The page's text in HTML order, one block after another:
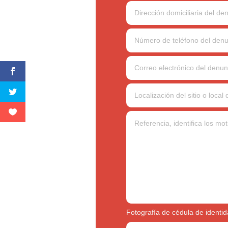
Fotografía de cédula de